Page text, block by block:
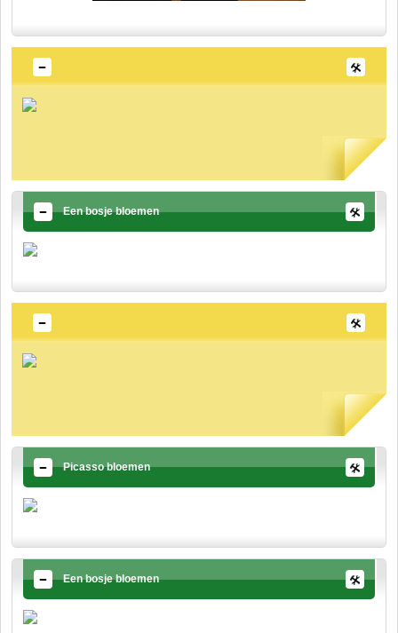
Een bosje bloemen
Picasso bloemen
Een bosje bloemen